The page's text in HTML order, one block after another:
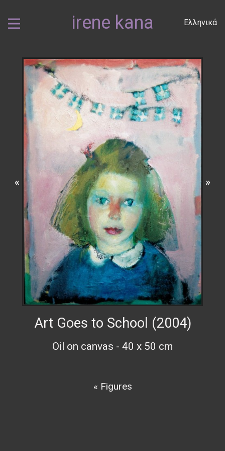
irene kana Ελληνικά
« »
Art Goes to School (2004)
Oil on canvas - 40 x 50 cm
« Figures